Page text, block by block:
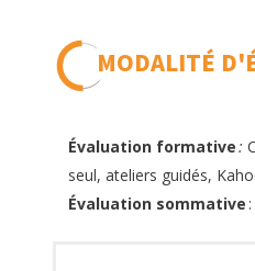
MODALITÉ
Évaluation formative:
seul, ateliers guidés,
Évaluation sommative